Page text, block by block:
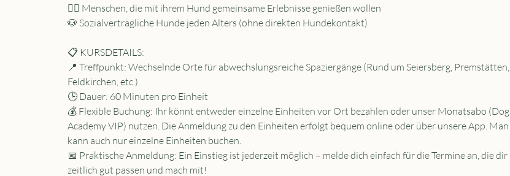
🏃‍♀️ Menschen, die mit ihrem Hund gemeinsame Erlebnisse genießen wollen
🐶 Sozialverträgliche Hunde jeden Alters (ohne direkten Hundekontakt)
📋 KURSDETAILS:
📍 Treffpunkt: Wechselnde Orte für abwechslungsreiche Spaziergänge (Rund um Seiersberg, Premstätten,
Feldkirchen, etc.)
🕒 Dauer: 60 Minuten pro Einheit
💰 Flexible Buchung: Ihr könnt entweder einzelne Einheiten vor Ort bezahlen oder unser Monatsabo (Dog
Academy VIP) nutzen. Die Anmeldung zu den Einheiten erfolgt bequem online oder über unsere App. Man
kann auch nur einzelne Einheiten buchen.
📅 Praktische Anmeldung: Ein Einstieg ist jederzeit möglich – melde dich einfach für die Termine an, die dir
zeitlich gut passen und mach mit!